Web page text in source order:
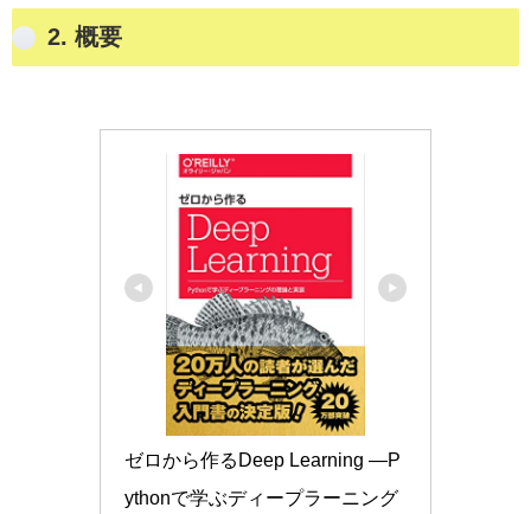
2. 概要
ゼロから作るDeep Learning ―P
ythonで学ぶディープラーニング